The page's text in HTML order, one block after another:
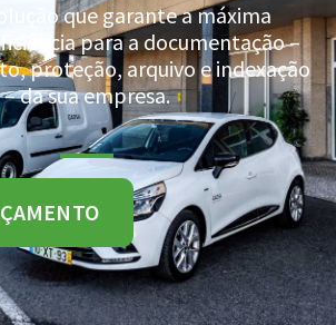
que garante a máxima
para a documentação –
proteção, arquivo e indexação
– da sua empresa.